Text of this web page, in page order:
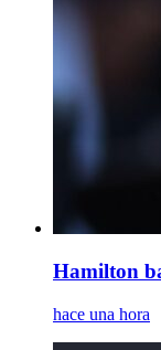
Hamilton
hace una hora